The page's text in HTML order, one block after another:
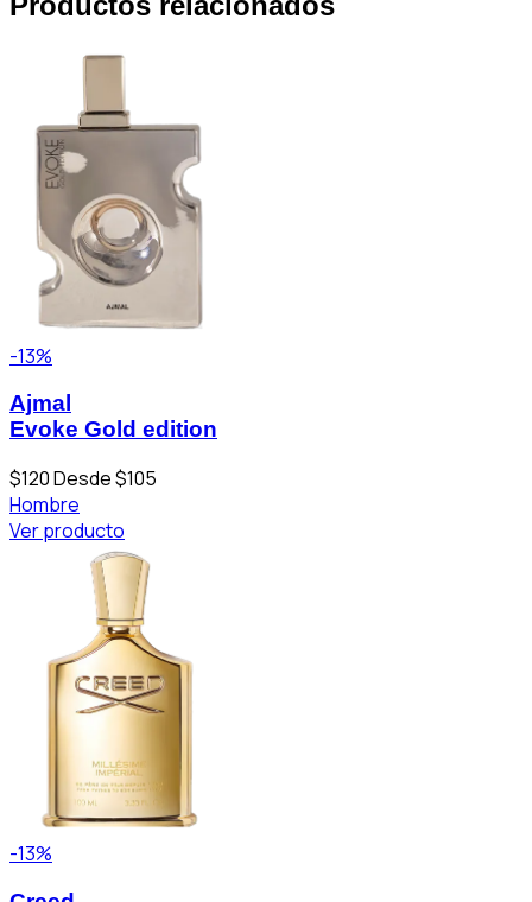
-13%
Ajmal
Evoke Gold edition
$120Desde $105
Hombre
Ver producto
-13%